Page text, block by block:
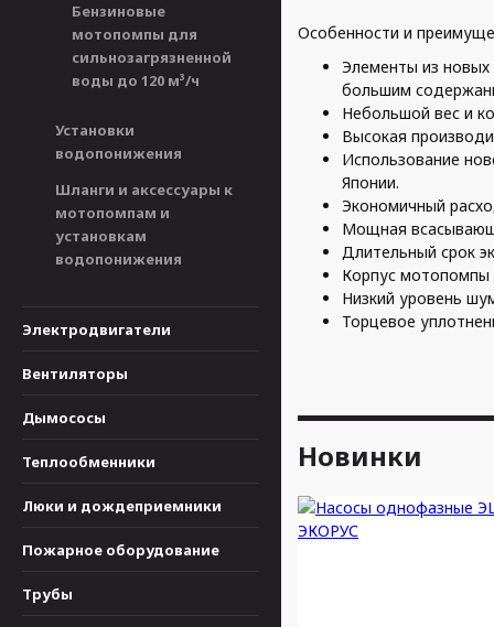
Бензиновые
мотопомпы для
сильнозагрязненной
воды до 120 м³/ч
Установки
водопонижения
Шланги и аксессуары к
мотопомпам и
установкам
водопонижения
Электродвигатели
Вентиляторы
Дымососы
Теплообменники
Люки и дождеприемники
Пожарное оборудование
Трубы
Особенности и
Элементы из новых
большим
Небольшой вес и
Высокая
Использование
Японии.
Экономичный
Мощная
Длительный срок
Корпус мотопомпы
Низкий уровень
Торцевое
Новинки